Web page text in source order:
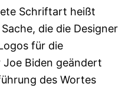
Schriftart heißt
die die Designer
für die
Joe Biden geändert
des Wortes